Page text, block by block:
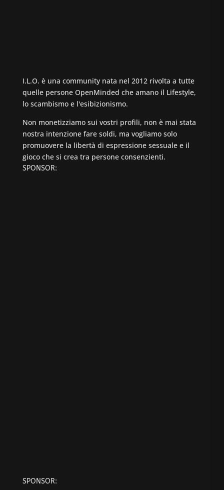
I.L.O. è una community nata nel 2012 rivolta a tutte
quelle persone OpenMinded che amano il Lifestyle,
lo scambismo e l'esibizionismo.
Non monetizziamo sui vostri profili, non è mai stata
nostra intenzione fare soldi, ma vogliamo solo
promuovere la libertà di espressione sessuale e il
gioco che si crea tra persone consenzienti.
SPONSOR:
SPONSOR: